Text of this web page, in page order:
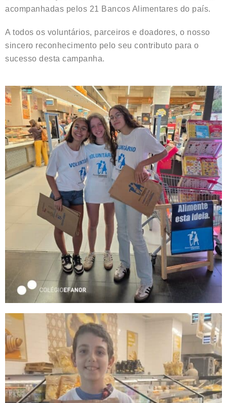
acompanhadas pelos 21 Bancos Alimentares do país.
A todos os voluntários, parceiros e doadores, o nosso
sincero reconhecimento pelo seu contributo para o
sucesso desta campanha.